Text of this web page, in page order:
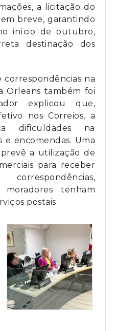
a licitação do
breve, garantindo
início de outubro,
destinação dos
na
Orleans também foi
explicou que,
nos Correios, a
dificuldades na
e encomendas. Uma
a utilização de
para receber
tenham
postais.